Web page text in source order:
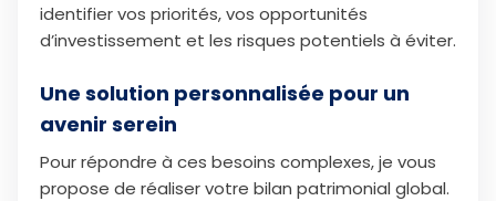
identifier vos priorités, vos opportunités
d’investissement et les risques potentiels à éviter.
Une solution personnalisée pour un
avenir serein
Pour répondre à ces besoins complexes, je vous
propose de réaliser votre bilan patrimonial global.